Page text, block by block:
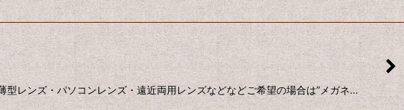
レンズ・パソコンレンズ・遠近両用レンズなどなどご希望の場合は”メガネ…